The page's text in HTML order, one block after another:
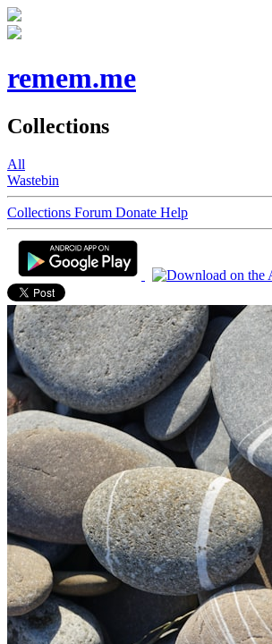
remem.me
Collections
All
Wastebin
Collections Forum Donate Help